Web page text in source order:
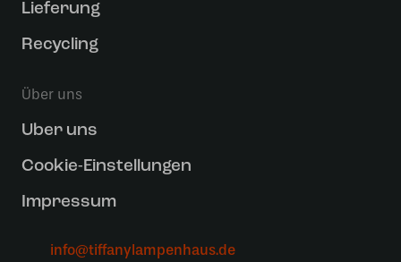
Lieferung
Recycling
Über uns
Uber uns
Cookie-Einstellungen
Impressum
info@tiffanylampenhaus.de